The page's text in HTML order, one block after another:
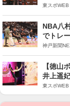
東スポ
NBA八
でトレ
神戸新聞
【徳山
井上遥
ったの
東スポ